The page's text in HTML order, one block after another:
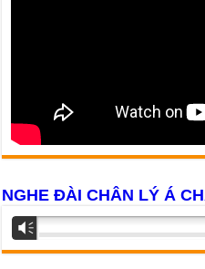
NGHE ĐÀI CHÂN LÝ Á
Trình
phát
âm
Vm